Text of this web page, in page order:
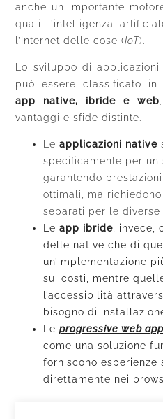
anche un importante
quali l’intelligenza
l’Internet delle cose (IoT).
Lo sviluppo di
può essere classificato
app native, ibride e web
vantaggi e sfide distinte.
Leapplicazioni native
specificamente per un
garantendo
ottimali, ma
separati per le diverse
Le app ibride ,
delle native che di
un’implementazione
sui costi, mentre
l’accessibilità
bisogno di
Leprogressive web app
come una soluzione
forniscono esperienze
direttamente nei